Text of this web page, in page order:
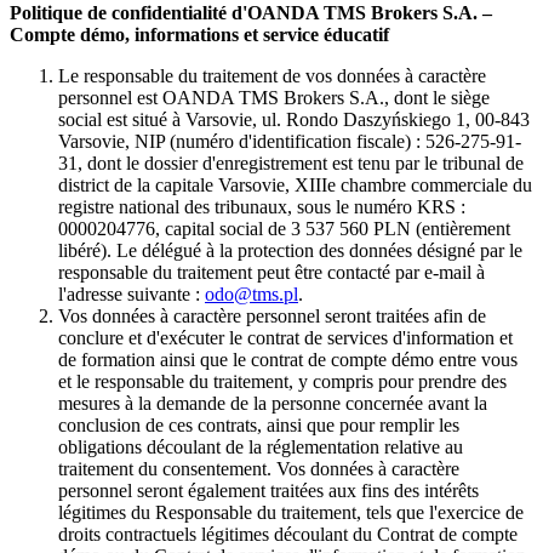
Politique de confidentialité d'OANDA TMS Brokers S.A. –
Compte démo, informations et service éducatif
Le responsable du traitement de vos données à caractère
personnel est OANDA TMS Brokers S.A., dont le siège
social est situé à Varsovie, ul. Rondo Daszyńskiego 1, 00-843
Varsovie, NIP (numéro d'identification fiscale) : 526-275-91-
31, dont le dossier d'enregistrement est tenu par le tribunal de
district de la capitale Varsovie, XIIIe chambre commerciale du
registre national des tribunaux, sous le numéro KRS :
0000204776, capital social de 3 537 560 PLN (entièrement
libéré). Le délégué à la protection des données désigné par le
responsable du traitement peut être contacté par e-mail à
l'adresse suivante : odo@tms.pl.
Vos données à caractère personnel seront traitées afin de
conclure et d'exécuter le contrat de services d'information et
de formation ainsi que le contrat de compte démo entre vous
et le responsable du traitement, y compris pour prendre des
mesures à la demande de la personne concernée avant la
conclusion de ces contrats, ainsi que pour remplir les
obligations découlant de la réglementation relative au
traitement du consentement. Vos données à caractère
personnel seront également traitées aux fins des intérêts
légitimes du Responsable du traitement, tels que l'exercice de
droits contractuels légitimes découlant du Contrat de compte